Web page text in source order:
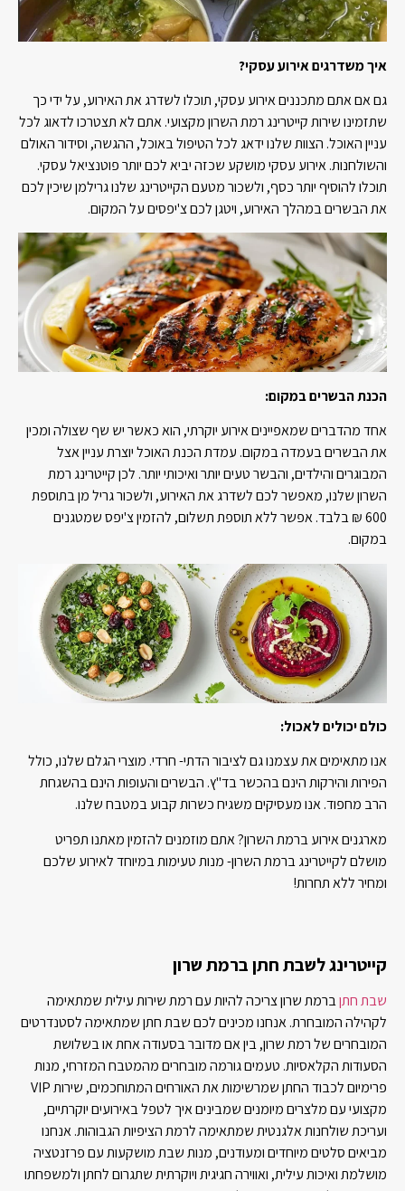
איך משדרגים אירוע עסקי?
גם אם אתם מתכננים אירוע עסקי, תוכלו לשדרג את האירוע, על ידי כך
שתזמינו שירות קייטרינג רמת השרון מקצועי. אתם לא תצטרכו לדאוג לכל
עניין האוכל. הצוות שלנו ידאג לכל הטיפול באוכל, ההגשה, וסידור האולם
והשולחנות. אירוע עסקי מושקע שכזה יביא לכם יותר פוטנציאל עסקי.
תוכלו להוסיף יותר כסף, ולשכור מטעם הקייטרינג שלנו גרילמן שיכין לכם
את הבשרים במהלך האירוע, ויטגן לכם צ'יפסים על המקום.
הכנת הבשרים במקום:
אחד מהדברים שמאפיינים אירוע יוקרתי, הוא כאשר יש שף שצולה ומכין
את הבשרים בעמדה במקום. עמדת הכנת האוכל יוצרת עניין אצל
המבוגרים והילדים, והבשר טעים יותר ואיכותי יותר. לכן קייטרינג רמת
השרון שלנו, מאפשר לכם לשדרג את האירוע, ולשכור גריל מן בתוספת
600 ₪ בלבד. אפשר ללא תוספת תשלום, להזמין צ'יפס שמטגנים
במקום.
כולם יכולים לאכול:
אנו מתאימים את עצמנו גם לציבור הדתי- חרדי. מוצרי הגלם שלנו, כולל
הפירות והירקות הינם בהכשר בד"ץ. הבשרים והעופות הינם בהשגחת
הרב מחפוד. אנו מעסיקים משגיח כשרות קבוע במטבח שלנו.
מארגנים אירוע ברמת השרון? אתם מוזמנים להזמין מאתנו תפריט
מושלם לקייטרינג ברמת השרון- מנות טעימות במיוחד לאירוע שלכם
ומחיר ללא תחרות!
קייטרינג לשבת חתן ברמת שרון
שבת חתןברמת שרון צריכה להיות עם רמת שירות עילית שמתאימה
לקהילה המובחרת. אנחנו מכינים לכם שבת חתן שמתאימה לסטנדרטים
המובחרים של רמת שרון, בין אם מדובר בסעודה אחת או בשלושת
הסעודות הקלאסיות. טעמים גורמה מובחרים מהמטבח המזרחי, מנות
פרימיום לכבוד החתן שמרשימות את האורחים המתוחכמים, שירות VIP
מקצועי עם מלצרים מיומנים שמבינים איך לטפל באירועים יוקרתיים,
ועריכת שולחנות אלגנטית שמתאימה לרמת הציפיות הגבוהות. אנחנו
מביאים סלטים מיוחדים ומעודנים, מנות שבת מושקעות עם פרזנטציה
מושלמת ואיכות עילית, ואווירה חגיגית ויוקרתית שתגרום לחתן ולמשפחתו